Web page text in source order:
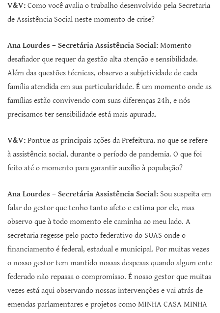
V&V: Como você avalia o trabalho desenvolvido pela Secretaria
de Assistência Social neste momento de crise?
Ana Lourdes – Secretária Assistência Social: Momento
desafiador que requer da gestão alta atenção e sensibilidade.
Além das questões técnicas, observo a subjetividade de cada
família atendida em sua particularidade. É um momento onde as
famílias estão convivendo com suas diferenças 24h, e nós
precisamos ter sensibilidade está mais apurada.
V&V: Pontue as principais ações da Prefeitura, no que se refere
à assistência social, durante o período de pandemia. O que foi
feito até o momento para garantir auxílio à população?
Ana Lourdes – Secretária Assistência Social: Sou suspeita em
falar do gestor que tenho tanto afeto e estima por ele, mas
observo que à todo momento ele caminha ao meu lado. A
secretaria regesse pelo pacto federativo do SUAS onde o
financiamento é federal, estadual e municipal. Por muitas vezes
o nosso gestor tem mantido nossas despesas quando algum ente
federado não repassa o compromisso. É nosso gestor que muitas
vezes está aqui observando nossas intervenções e vai atrás de
emendas parlamentares e projetos como MINHA CASA MINHA